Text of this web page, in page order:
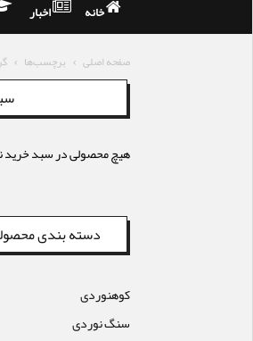
خانه اخبار
صفحه اصلی برچسب‌ها
هیچ محصولی در سبد
دسته بندی
کوهنوردی
سنگ نوردی